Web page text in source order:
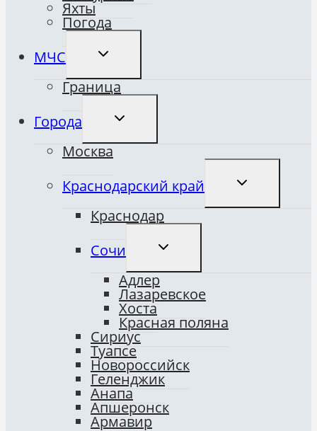
Яхты
Погода
МЧС
ПЕРЕКЛЮЧИТЬ
ДОЧЕРНЕЕ
Граница
Города
ПЕРЕКЛЮЧИТЬ
ДОЧЕРНЕЕ
Москва
Краснодарский край
ДОЧЕРНЕЕ
Краснодар
Сочи
ПЕРЕКЛЮЧИТЬ
ДОЧЕРНЕЕ
Адлер
Лазаревское
Хоста
Красная поляна
Сириус
Туапсе
Новороссийск
Геленджик
Анапа
Апшеронск
Армавир